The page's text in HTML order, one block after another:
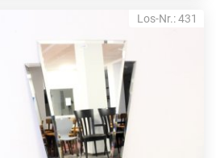
Los-Nr.: 431